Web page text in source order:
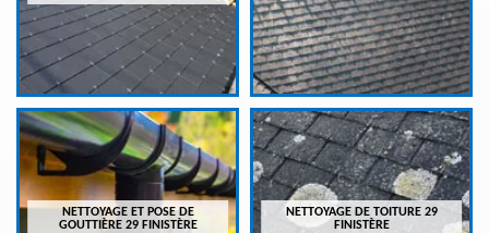
NETTOYAGE ET POSE DE
GOUTTIÈRE 29 FINISTÈRE
NETTOYAGE DE TOITURE 29
FINISTÈRE